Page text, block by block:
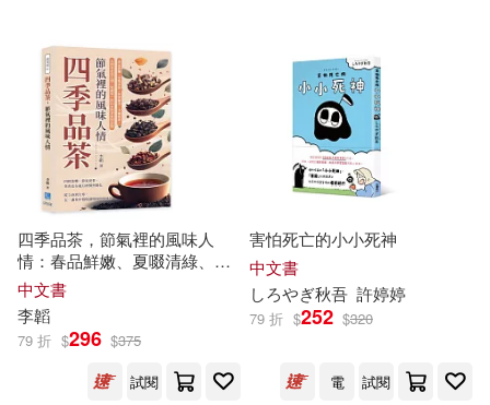
秋濃林意(7)
秋重学(7)
開心教育研究中心(7)
閻純德（主編）(7)
浙江文藝出版社(24)
西安出版社(24)
青島出版社(24) 音樂之橋(24)
PRESIDENT Inc.(23)
中國建築工業出版社(23)
中國農業出版社(23)
四季品茶，節氣裡的風味人
情：春品鮮嫩、夏啜清綠、 秋
賞幽香、冬藏醇厚，在四季更
迭之間，收藏每一段山水與茶
事的記憶
中文書
李韜
79 折 $296 $375
試閱
害怕死亡的小小死神
中文書
しろやぎ秋吾 許婷婷
79 折 $252 $320
電 試閱